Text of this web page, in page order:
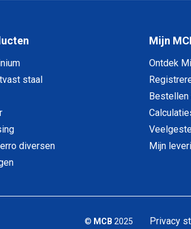
staal
diversen
Mijn
Ontdek
Bestellen
Mijn
© MCB 2025 Privacy